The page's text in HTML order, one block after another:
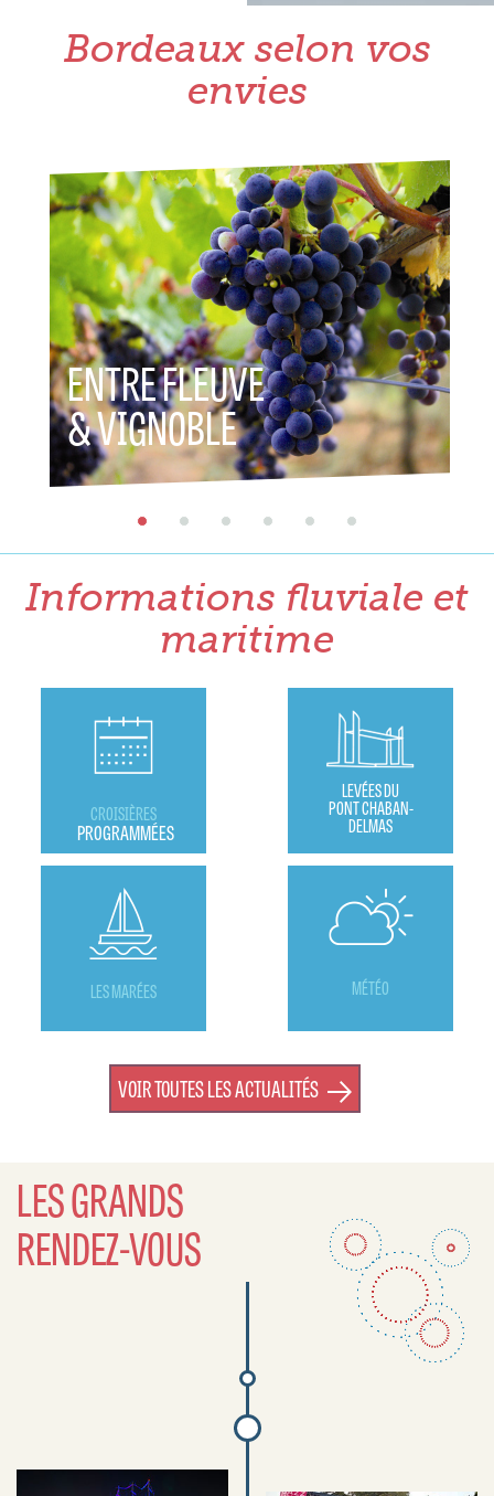
Bordeaux selon vos
envies
ENTRE FLEUVE
& VIGNOBLE &
Informations fluviale et
maritime
CROISIÈRES
PROGRAMMÉES
LEVÉES DU
PONT CHABAN-
DELMAS
LES MARÉES MÉTÉO
VOIR TOUTES LES ACTUALITÉS
LES GRANDS
RENDEZ-VOUS